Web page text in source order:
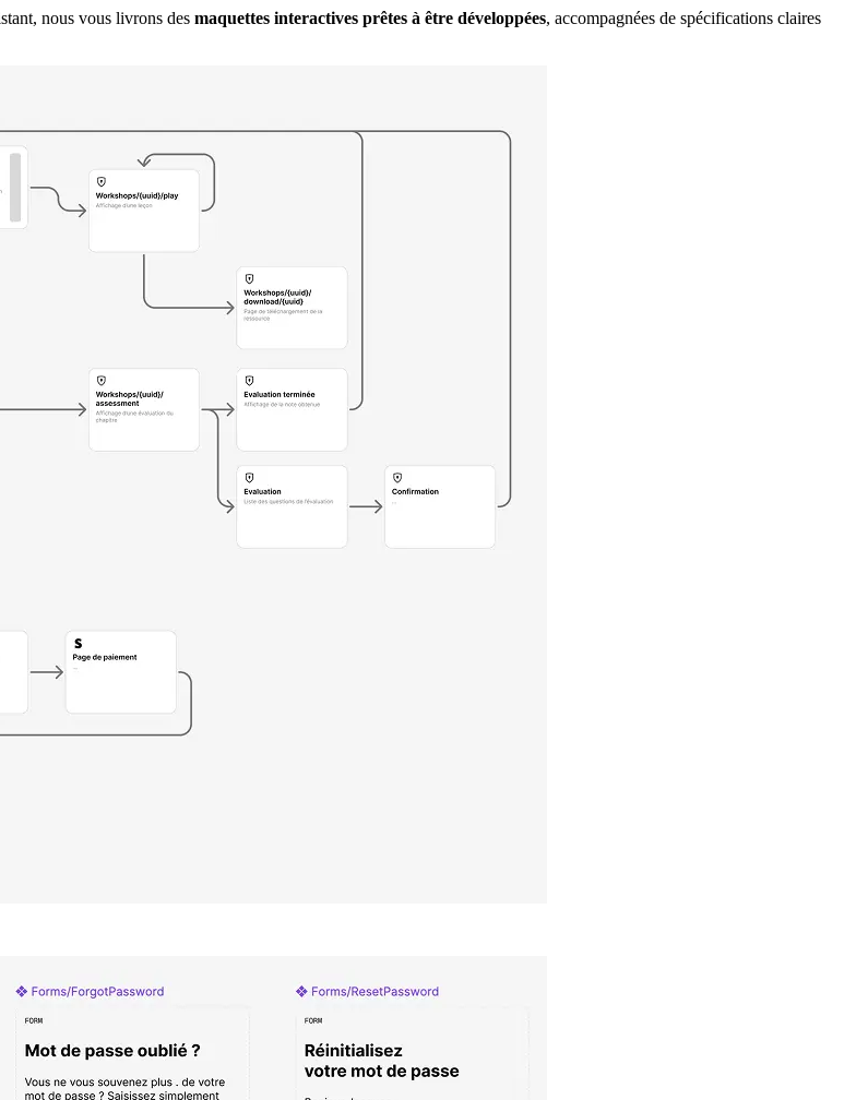
nous vous livrons des maquettes interactives prêtes à être développées, accompagnées de spécifications claires